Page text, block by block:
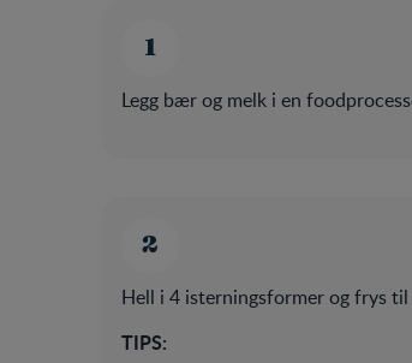
Legg bær og melk i en
Hell i 4 isterningsformer og frys til
TIPS: